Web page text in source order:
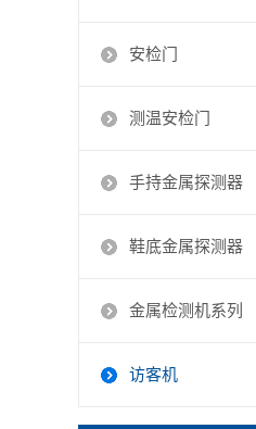
安检门
测温安检门
手持金属探测器
鞋底金属探测器
金属检测机系列
访客机